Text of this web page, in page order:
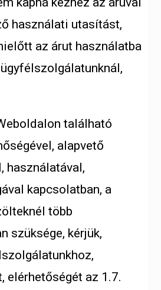
használati utasítást,
az árut használatba
található
alapvető
használatával,
kapcsolatban, a
több
szüksége, kérjük,
elérhetőségét az 1.7.